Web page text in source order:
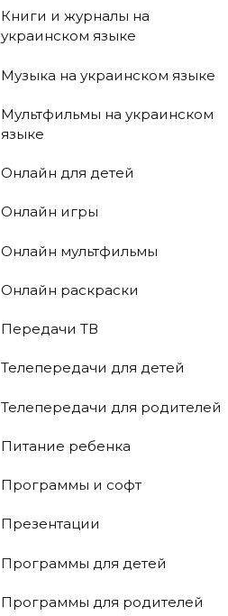
Книги и журналы на
украинском языке
Музыка на украинском языке
Мультфильмы на украинском
языке
Онлайн для детей
Онлайн игры
Онлайн мультфильмы
Онлайн раскраски
Передачи ТВ
Телепередачи для детей
Телепередачи для родителей
Питание ребенка
Программы и софт
Презентации
Программы для детей
Программы для родителей